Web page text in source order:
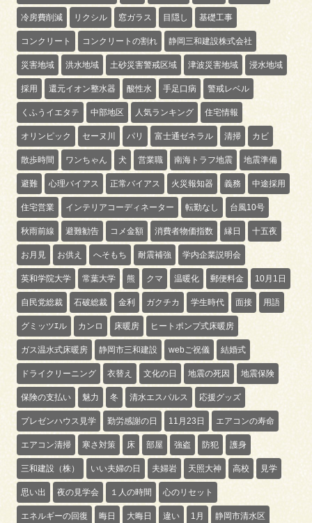
冷房費削減 リクシル 窓ガラス 目隠し 基礎工事
コンクリート コンクリートの割れ 静岡三和建設株式会社
災害地域 洪水地域 土砂災害警戒区域 津波災害地域 浸水地域
採用 還元イオン整水器 酸性水 手足口病 警戒レベル
くふうイエタテ 中部地区 人気ランキング 住宅情報
オリンピック セーヌ川 パリ 富士通ゼネラル 清掃 カビ
散歩時間 ワンちゃん 犬 営業職 南海トラフ地震 地震準備
避難 心理バイアス 正常バイアス 火災報知器 義務 中途採用
住宅営業 インテリアコーディネーター 転勤なし 台風10号
秋雨前線 避難勧告 コメ金額 消費者物価指数 縁日 十五夜
お月見 お供え へそもち 耐震補強 学内企業説明会
英和学院大学 常葉大学 熊 クマ 温暖化 郵便料金 10月1日
自民党総裁 石破総裁 金利 ガクチカ 学生時代 面接 用語
グミッツｴル カンロ 床暖房 ヒートポンプ式床暖房
ガス温水式床暖房 静岡市三和建設 webご祝儀 結婚式
ドライクリーニング 衣替え 文化の日 地震の死因 地震保険
保険の支払い 魅力 冬 清水エスパルス 応援グッズ
プレゼンハウス見学 勤労感謝の日 11月23日 エアコンの寿命
エアコン清掃 寒さ対策 床 部屋 強盗 防犯 護身
三和建設（株） いい夫婦の日 夫婦岩 天照大神 高校 見学
思い出 夜の見学会 １人の時間 心のリセット
エネルギーの回復 晦日 大晦日 違い 1月 静岡市清水区